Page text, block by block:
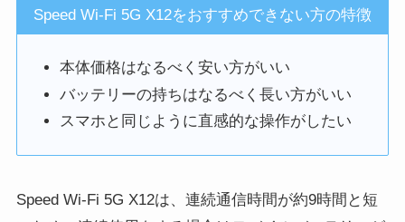
Speed Wi-Fi 5G X12をおすすめできない方の特徴
本体価格はなるべく安い方がいい
バッテリーの持ちはなるべく長い方がいい
スマホと同じように直感的な操作がしたい
Speed Wi-Fi 5G X12は、連続通信時間が約9時間と短